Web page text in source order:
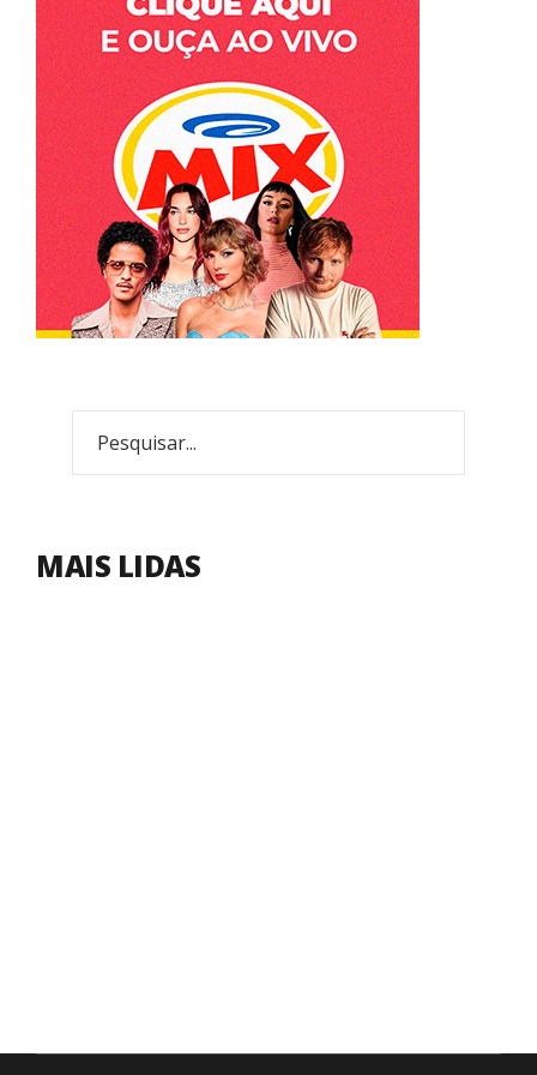
MAIS LIDAS